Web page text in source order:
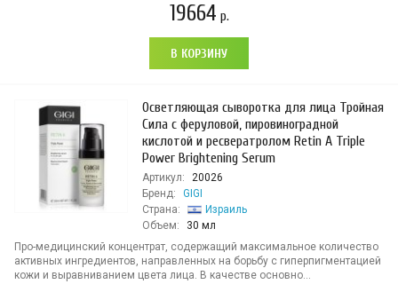
19664 р.
В КОРЗИНУ
Осветляющая сыворотка для лица Тройная
Сила с феруловой, пировиноградной
кислотой и ресвератролом Retin A Triple
Power Brightening Serum
Артикул:
20026
Бренд:
GIGI
Страна:
Израиль
Объем:
30 мл
Про-медицинский концентрат, содержащий максимальное количество
активных ингредиентов, направленных на борьбу с гиперпигментацией
кожи и выравниванием цвета лица. В качестве основно...